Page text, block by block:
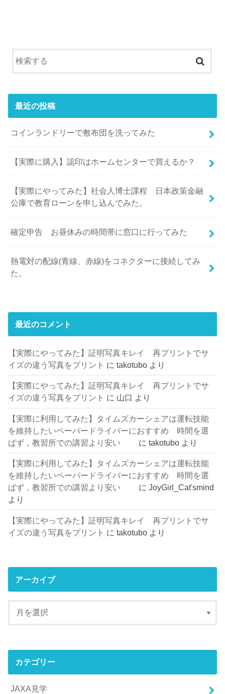
最近の投稿
コインランドリーで敷布団を洗ってみた
【実際に購入】認印はホームセンターで買えるか？
【実際にやってみた】社会人博士課程 日本政策金融
公庫で教育ローンを申し込んでみた。
確定申告 お昼休みの時間帯に窓口に行ってみた
熱電対の配線(青線、赤線)をコネクターに接続してみ
た。
最近のコメント
【実際にやってみた】証明写真キレイ 再プリントでサ
イズの違う写真をプリント にtakotubo より
【実際にやってみた】証明写真キレイ 再プリントでサ
イズの違う写真をプリント に 山口 より
【実際に利用してみた】タイムズカーシェアは運転技能
を維持したいペーパードライバーにおすすめ 時間を選
ばず，教習所での講習より安い
にtakotubo より
【実際に利用してみた】タイムズカーシェアは運転技能
を維持したいペーパードライバーにおすすめ 時間を選
ばず，教習所での講習より安い
にJoyGirl_Cat'smind
より
【実際にやってみた】証明写真キレイ 再プリントでサ
イズの違う写真をプリント にtakotubo より
アーカイブ
カテゴリー
JAXA見学